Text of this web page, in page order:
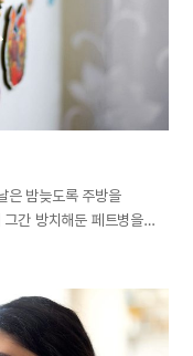
그저 엄마였다.
게 배제하곤…
은 밤늦도록 주방을
간 방치해둔 페트병을
. 그 순간, ‘펑’ 하고
방은 바닥부터 천장까지
습니다. ‘아닌 밤중에
너무 놀란 나머지 어찌할